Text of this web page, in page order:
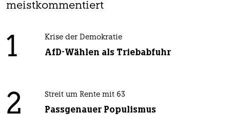
meistkommentiert
1 Krise der Demokratie
AfD-Wählen als Triebabfuhr
2 Streit um Rente mit 63
Passgenauer Populismus